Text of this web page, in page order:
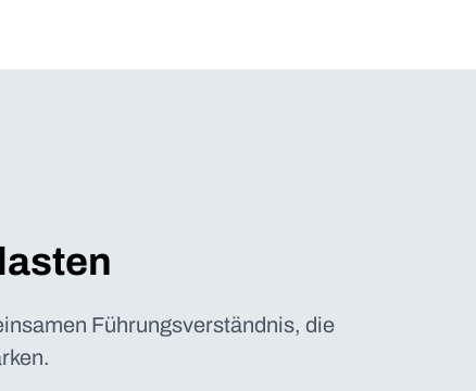
Führungsverständnis, die